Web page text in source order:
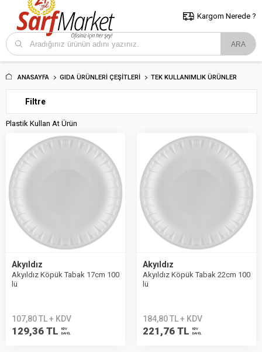
5000 TL ve Üzeri Alışverişlerde İstanbul İçi Kargo Bedava!
ve Trakya İçin Tıklayın..
Kargom Nerede ?
ANASAYFA GIDA ÜRÜNLERI ÇEŞITLERI TEK KULLANIMLIK ÜRÜNLER
Filtre
Plastik Kullan At Ürün
Akyıldız
Akyıldız Köpük Tabak 17cm 100
lü
107,80 TL + KDV
129,36 TL
KDV
DAHİL
Akyıldız
Akyıldız Köpük Tabak 22cm 100
lü
184,80 TL + KDV
221,76 TL
KDV
DAHİL